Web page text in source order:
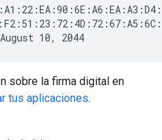
sobre la firma digital en
tus aplicaciones.